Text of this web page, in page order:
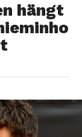
hängt